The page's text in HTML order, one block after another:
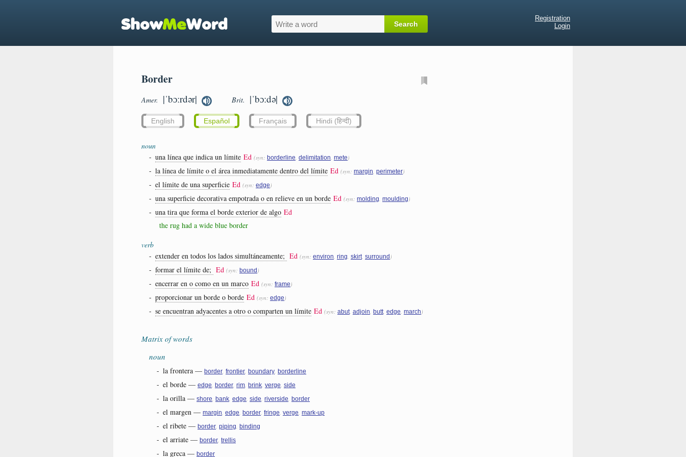
Registration
Login
Border
Amer. |ˈbɔːrdər| Brit. |ˈbɔːdə|
English Español Français Hindi (हिन्दी)
noun
- una línea que indica un límite Ed (syn: borderline, delimitation, mete)
- la línea de límite o el área inmediatamente dentro del límite Ed (syn: margin, perimeter)
- el límite de una superficie Ed (syn: edge)
- una superficie decorativa empotrada o en relieve en un borde Ed (syn: molding, moulding)
- una tira que forma el borde exterior de algo Ed
the rug had a wide blue border
verb
- extender en todos los lados simultáneamente; Ed (syn: environ, ring, skirt, surround )
- formar el límite de; Ed (syn: bound )
- encerrar en o como en un marco Ed (syn: frame)
- proporcionar un borde o borde Ed (syn: edge)
- se encuentran adyacentes a otro o comparten un límite Ed (syn: abut, adjoin, butt, edge, march)
Matrix of words
noun
- la frontera — border, frontier, boundary, borderline
- el borde — edge, border, rim, brink, verge, side
- la orilla — shore, bank, edge, side, riverside, border
- el margen — margin, edge, border, fringe, verge, mark-up
- el ribete — border, piping, binding
- el arriate — border, trellis
- la greca — border